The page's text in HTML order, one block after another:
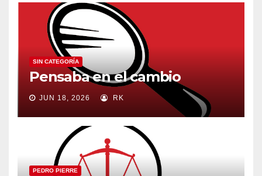
SIN CATEGORÍA
Pensaba en el cambio
JUN 18, 2026 RK
PEDRO PIERRE